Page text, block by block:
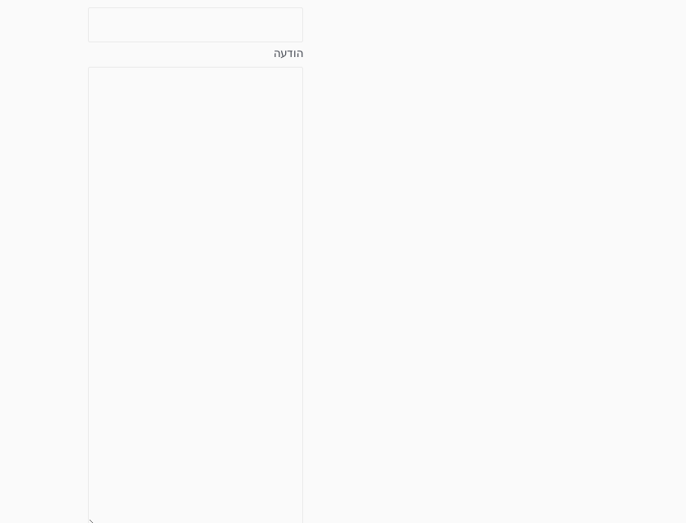
הודעה